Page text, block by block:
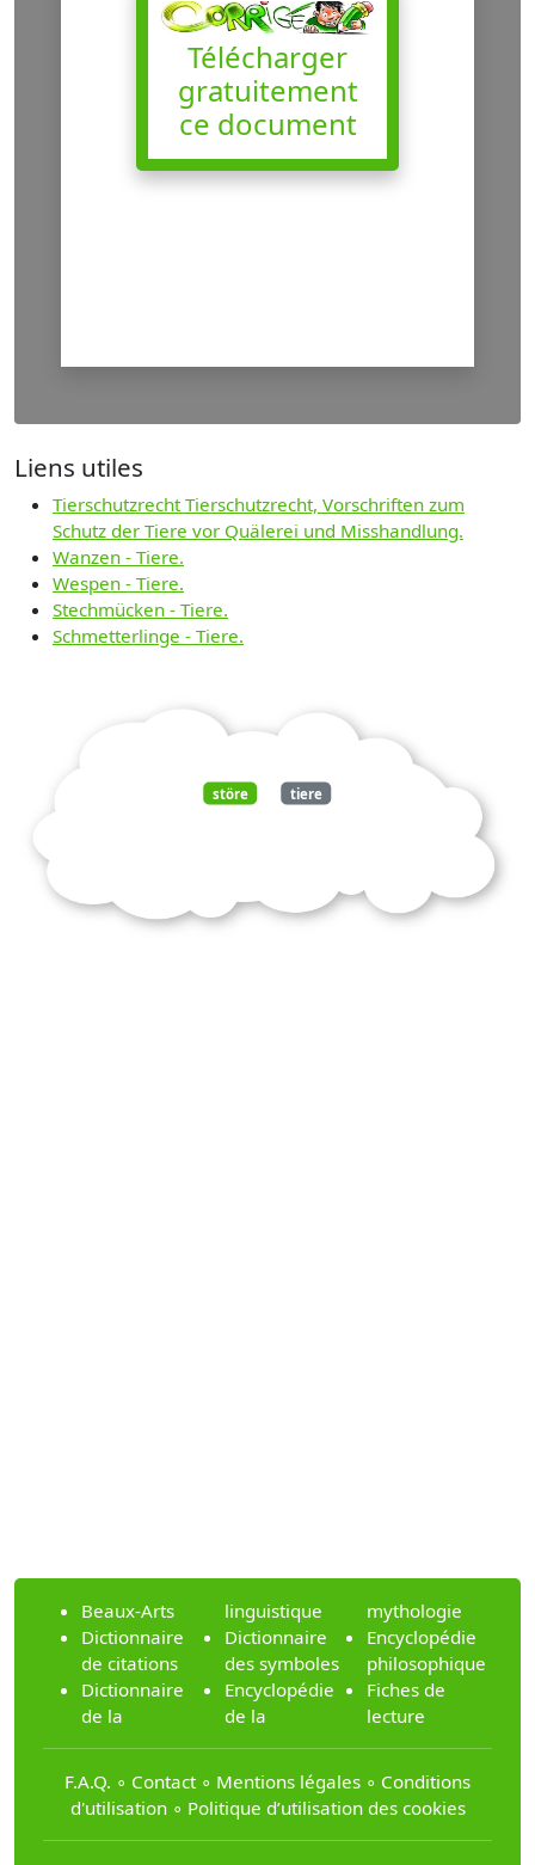
Télécharger
gratuitement
ce document
Liens utiles
Tierschutzrecht Tierschutzrecht, Vorschriften zum
Schutz der Tiere vor Quälerei und Misshandlung.
Wanzen - Tiere.
Wespen - Tiere.
Stechmücken - Tiere.
Schmetterlinge - Tiere.
störe tiere
Beaux-Arts
Dictionnaire
de citations
Dictionnaire
de la
linguistique
Dictionnaire
des symboles
Encyclopédie
de la
mythologie
Encyclopédie
philosophique
Fiches de
lecture
F.A.Q. ∘ Contact ∘ Mentions légales ∘ Conditions
d'utilisation∘ Politique d’utilisation des cookies